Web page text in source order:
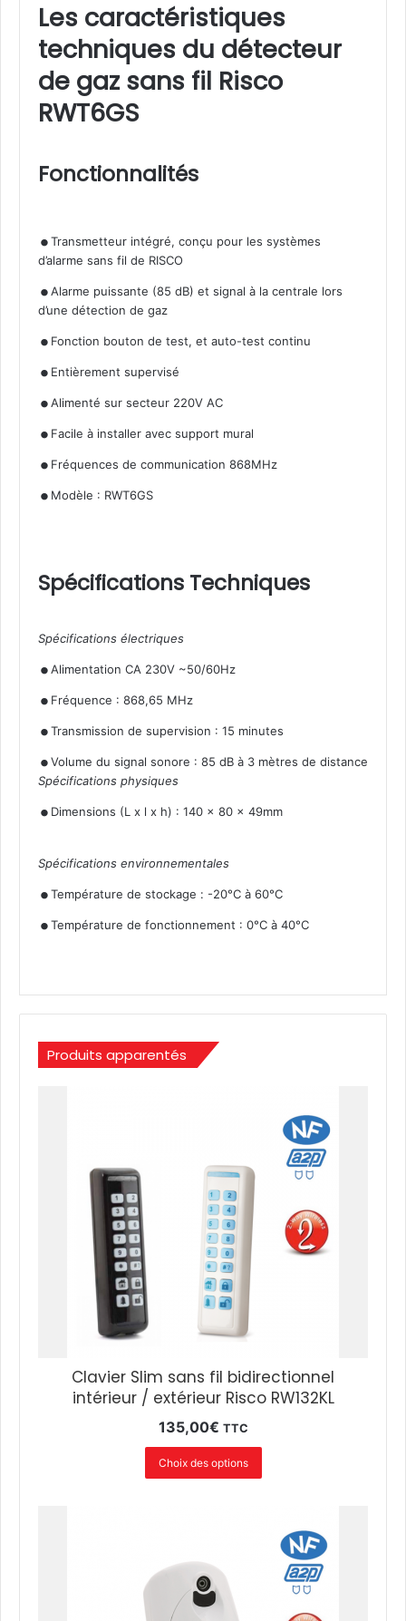
Les caractéristiques
techniques du détecteur
de gaz sans fil Risco
RWT6GS
Fonctionnalités
.Transmetteur intégré, conçu pour les systèmes
d’alarme sans fil de RISCO
.Alarme puissante (85 dB) et signal à la centrale lors
d’une détection de gaz
.Fonction bouton de test, et auto-test continu
. Entièrement supervisé
.Alimenté sur secteur 220V AC
. Facile à installer avec support mural
. Fréquences de communication 868MHz
. Modèle : RWT6GS
Spécifications Techniques
Spécifications électriques
.Alimentation CA 230V ~50/60Hz
. Fréquence : 868,65 MHz
.Transmission de supervision : 15 minutes
.Volume du signal sonore : 85 dB à 3 mètres de distance
Spécifications physiques
.Dimensions (L x l x h) : 140 x 80 x 49mm
Spécifications environnementales
.Température de stockage : -20°C à 60°C
.Température de fonctionnement : 0°C à 40°C
Produits apparentés
Clavier Slim sans fil bidirectionnel
intérieur / extérieur Risco RW132KL
135,00€ TTC
Choix des options